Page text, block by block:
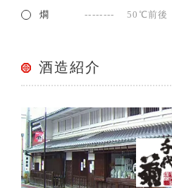
燗
50℃前後
酒造紹介